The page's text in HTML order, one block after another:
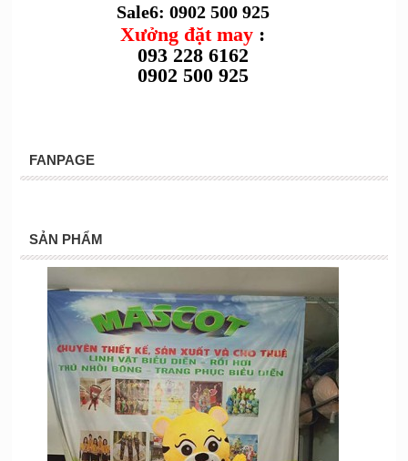
Sale6: 0902 500 925
Xưởng đặt may :
093 228 6162
0902 500 925
FANPAGE
SẢN PHẨM